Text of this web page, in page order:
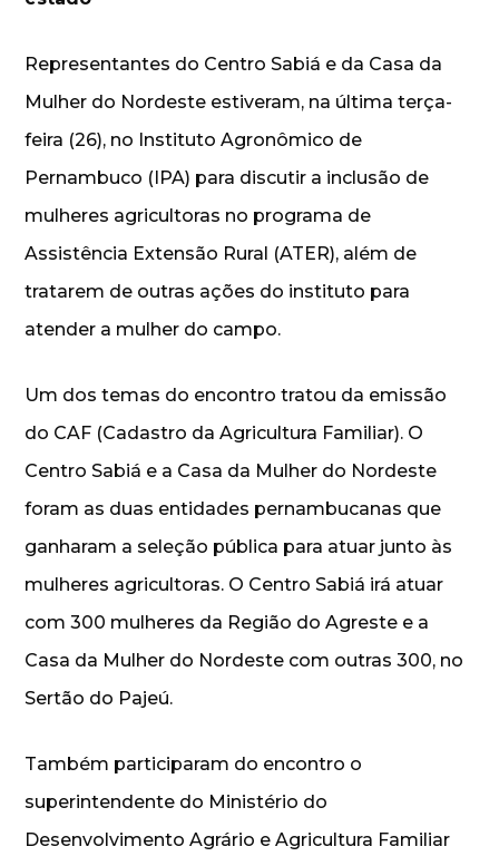
Representantes do Centro Sabiá e da Casa da
Mulher do Nordeste estiveram, na última terça-
feira (26), no Instituto Agronômico de
Pernambuco (IPA) para discutir a inclusão de
mulheres agricultoras no programa de
Assistência Extensão Rural (ATER), além de
tratarem de outras ações do instituto para
atender a mulher do campo.
Um dos temas do encontro tratou da emissão
do CAF (Cadastro da Agricultura Familiar). O
Centro Sabiá e a Casa da Mulher do Nordeste
foram as duas entidades pernambucanas que
ganharam a seleção pública para atuar junto às
mulheres agricultoras. O Centro Sabiá irá atuar
com 300 mulheres da Região do Agreste e a
Casa da Mulher do Nordeste com outras 300, no
Sertão do Pajeú.
Também participaram do encontro o
superintendente do Ministério do
Desenvolvimento Agrário e Agricultura Familiar